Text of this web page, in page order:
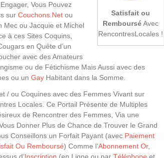
Satisfait ou
RembourséAvec
RencontresLocales !
Vous Pouvez
sur Couchons.Net ou
Mec ou Jacquie et Michel
à ces Sites Coquins,
en Quête d’un
avec des Amateurs
ou de Fétichisme Mais Aussi avec des
ou un Gay Habitant dans la Somme.
/ ou Coquines avec des Femmes Vivant sur
Locales. Ce Portail Présente de Multiples
de Rencontrer des Femmes, Via une
Donner Plus de Chance de Trouver le Grand
Conseillons un Forfait Payant (avec Paiement
Ou Remboursé) Comme l’Abonnement Or,